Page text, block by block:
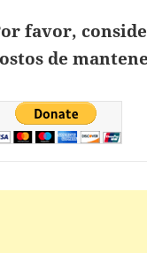
favor,
de